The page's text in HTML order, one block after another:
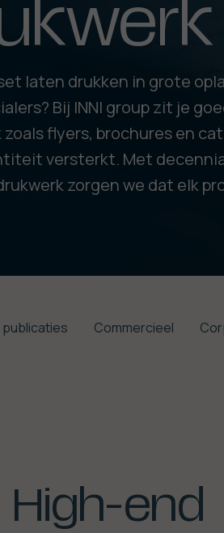
laten drukken in grote
Bij INNI group zit je
zoals flyers, brochures en
versterkt. Met
zorgen we dat elk
publicaties Commercieel
High-end